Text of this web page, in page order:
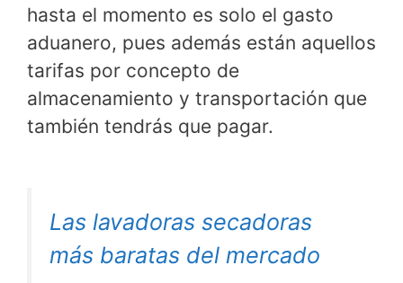
hasta el momento es solo el gasto
aduanero, pues además están aquellos
tarifas por concepto de
almacenamiento y transportación que
también tendrás que pagar.
Las lavadoras secadoras
más baratas del mercado